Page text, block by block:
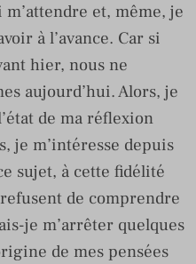
m’attendre et, même, je
à l’avance. Car si
hier, nous ne
aujourd’hui. Alors, je
de ma réflexion
je m’intéresse depuis
sujet, à cette fidélité
de comprendre
je m’arrêter quelques
de mes pensées